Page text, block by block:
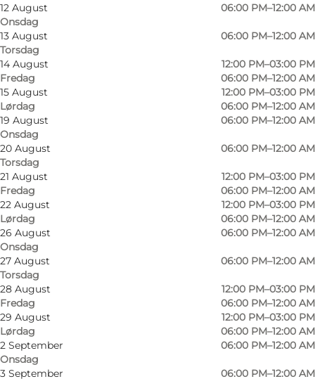
12 August
Onsdag
06:00 PM–12:00 AM
13 August
Torsdag
06:00 PM–12:00 AM
14 August
Fredag
12:00 PM–03:00 PM
06:00 PM–12:00 AM
15 August
Lørdag
12:00 PM–03:00 PM
06:00 PM–12:00 AM
19 August
Onsdag
06:00 PM–12:00 AM
20 August
Torsdag
06:00 PM–12:00 AM
21 August
Fredag
12:00 PM–03:00 PM
06:00 PM–12:00 AM
22 August
Lørdag
12:00 PM–03:00 PM
06:00 PM–12:00 AM
26 August
Onsdag
06:00 PM–12:00 AM
27 August
Torsdag
06:00 PM–12:00 AM
28 August
Fredag
12:00 PM–03:00 PM
06:00 PM–12:00 AM
29 August
Lørdag
12:00 PM–03:00 PM
06:00 PM–12:00 AM
2 September
Onsdag
06:00 PM–12:00 AM
3 September
06:00 PM–12:00 AM
Foto